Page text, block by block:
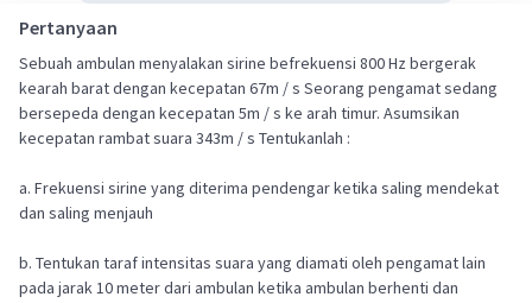
Pertanyaan
Sebuah ambulan menyalakan sirine befrekuensi 800 Hz bergerak
kearah barat dengan kecepatan 67m / s Seorang pengamat sedang
bersepeda dengan kecepatan 5m / s ke arah timur. Asumsikan
kecepatan rambat suara 343m / s Tentukanlah :
a. Frekuensi sirine yang diterima pendengar ketika saling mendekat
dan saling menjauh
b. Tentukan taraf intensitas suara yang diamati oleh pengamat lain
pada jarak 10 meter dari ambulan ketika ambulan berhenti dan